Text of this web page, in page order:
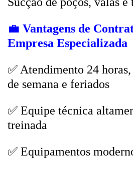
💼 Vantagens de
Empresa Especializada
✅ Atendimento 24
de semana e feriados
✅ Equipe técnica
treinada
✅ Equipamentos